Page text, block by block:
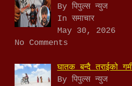
By पिपुल्स न्युज
In समाचार
May 30, 2026
No Comments
घातक बन्दै तराईको
By पिपुल्स न्युज